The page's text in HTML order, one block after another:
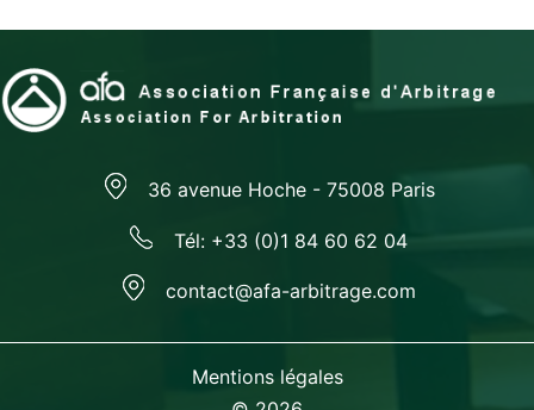
36 avenue Hoche - 75008 Paris
Tél: +33 (0)1 84 60 62 04
contact@afa-arbitrage.com
Mentions légales